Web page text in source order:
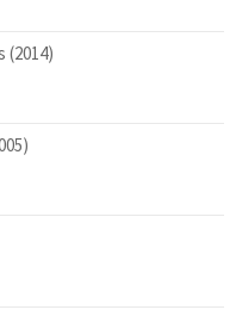
(2014)